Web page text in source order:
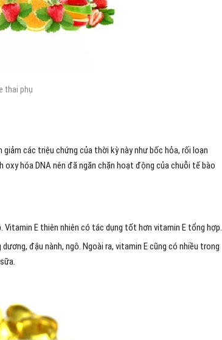
thai phụ
các triệu chứng của thời kỳ này như bốc hỏa, rối loạn
hóa DNA nên đã ngăn chặn hoạt động của chuỗi tế bào
E thiên nhiên có tác dụng tốt hơn vitamin E tổng hợp.
đậu nành, ngô. Ngoài ra, vitamin E cũng có nhiều trong